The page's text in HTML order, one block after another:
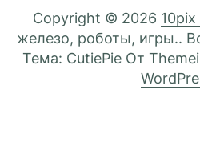
Copyright © 2026
железо, роботы, игры..
Тема: CutiePie От